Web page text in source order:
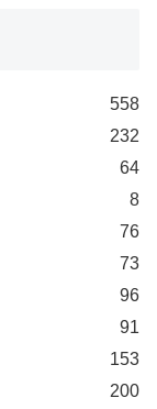
558
232
64
8
76
73
96
91
153
200